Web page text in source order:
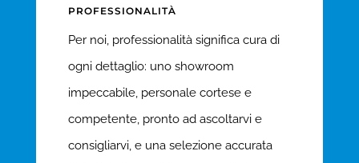
PROFESSIONALITÀ
Per noi, professionalità significa cura di
ogni dettaglio: uno showroom
impeccabile, personale cortese e
competente, pronto ad ascoltarvi e
consigliarvi, e una selezione accurata